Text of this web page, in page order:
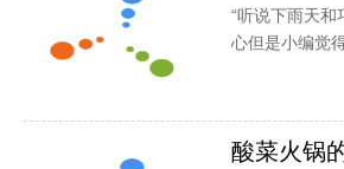
“听说下雨天
心但是小编觉
酸菜火锅